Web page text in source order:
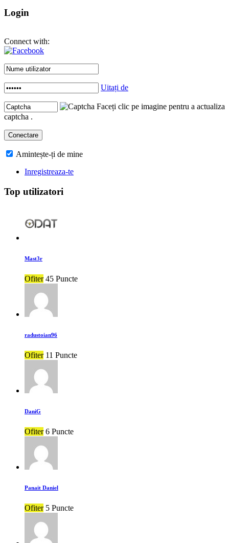
Login
Connect with:
Uitați de
Faceți clic pe imagine pentru a actualiza
captcha .
Amintește-ți de mine
Inregistreaza-te
Top utilizatori
Mast3r
Ofiter 45 Puncte
radustoian96
Ofiter 11 Puncte
DaniG
Ofiter 6 Puncte
Panait Daniel
Ofiter 5 Puncte